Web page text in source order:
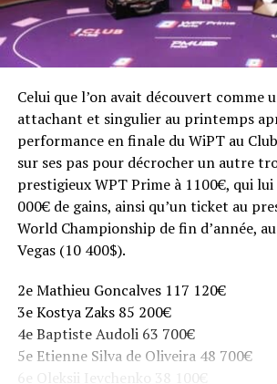
7th-8th: $73,900
9th-10th: $48,100
11th-12th: $37,000
13th-18th: $29,500
19th-24th: $25,800
25th-30th: $22,100
31st-36th: $18,400
37th-45th: $15,000
RELATED TOPICS:
WPT Diamond Championship diffusé
RTL9
DON'T MISS
WPT Bay 101 Shooting Star – Day 1A :
Top 3
Celui que l’on avait découvert comme
attachant et singulier au printemps
performance en finale du WiPT au
sur ses pas pour décrocher un autre
prestigieux WPT Prime à 1100€, qui
000€ de gains, ainsi qu’un ticket au
World Championship de fin d’année,
Vegas (10 400$).
2e Mathieu Goncalves 117 120€
3e Kostya Zaks 85 200€
4e Baptiste Audoli 63 700€
5e Etienne Silva de Oliveira 48 700€
6e Oleksii Ievchenko 38 100€